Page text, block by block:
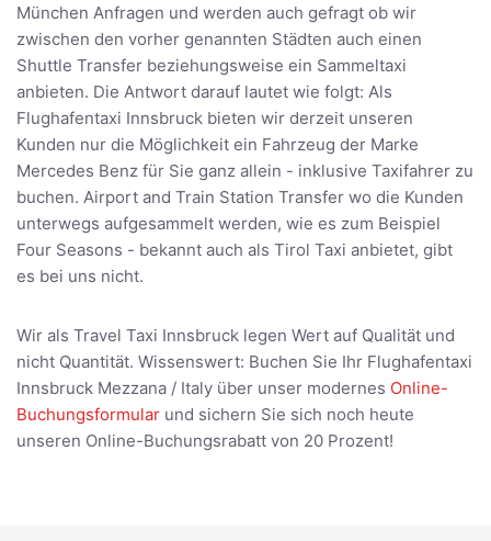
München Anfragen und werden auch gefragt ob wir
zwischen den vorher genannten Städten auch einen
Shuttle Transfer beziehungsweise ein Sammeltaxi
anbieten. Die Antwort darauf lautet wie folgt: Als
Flughafentaxi Innsbruck bieten wir derzeit unseren
Kunden nur die Möglichkeit ein Fahrzeug der Marke
Mercedes Benz für Sie ganz allein - inklusive Taxifahrer zu
buchen. Airport and Train Station Transfer wo die Kunden
unterwegs aufgesammelt werden, wie es zum Beispiel
Four Seasons - bekannt auch als Tirol Taxi anbietet, gibt
es bei uns nicht.
Wir als Travel Taxi Innsbruck legen Wert auf Qualität und
nicht Quantität. Wissenswert: Buchen Sie Ihr Flughafentaxi
Innsbruck Mezzana / Italy über unser modernes Online-
Buchungsformular und sichern Sie sich noch heute
unseren Online-Buchungsrabatt von 20 Prozent!